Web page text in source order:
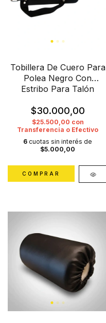
Tobillera De Cuero Para
Polea Negro Con
Estribo Para Talón
$30.000,00
$25.500,00 con
Transferencia o Efectivo
6 cuotas sin interés de
$5.000,00